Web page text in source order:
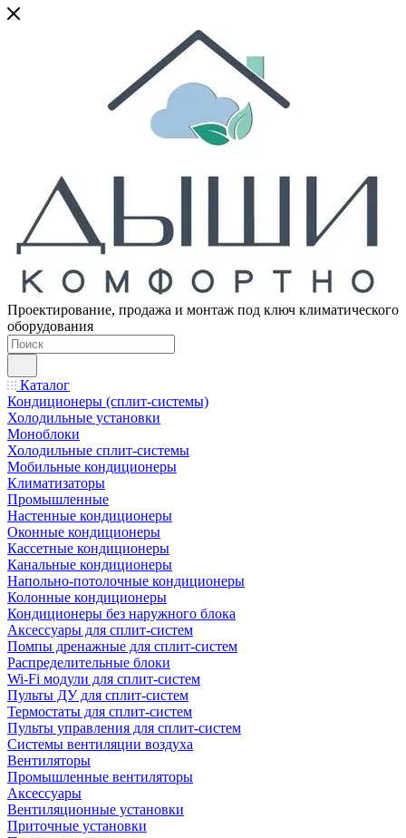
Проектирование, продажа и монтаж под ключ климатического
оборудования
Каталог
Кондиционеры (сплит-системы)
Холодильные установки
Моноблоки
Холодильные сплит-системы
Мобильные кондиционеры
Климатизаторы
Промышленные
Настенные кондиционеры
Оконные кондиционеры
Кассетные кондиционеры
Канальные кондиционеры
Напольно-потолочные кондиционеры
Колонные кондиционеры
Кондиционеры без наружного блока
Аксессуары для сплит-систем
Помпы дренажные для сплит-систем
Распределительные блоки
Wi-Fi модули для сплит-систем
Пульты ДУ для сплит-систем
Термостаты для сплит-систем
Пульты управления для сплит-систем
Системы вентиляции воздуха
Вентиляторы
Промышленные вентиляторы
Аксессуары
Вентиляционные установки
Приточные установки